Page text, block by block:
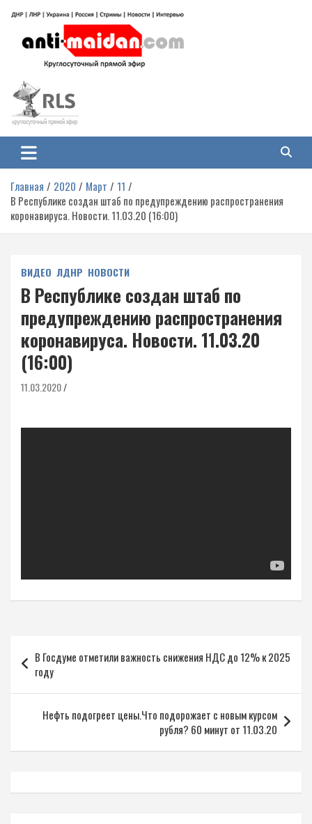
содержимому
Антимайдан: Гражданская война
на Украине
гражданской войне на Украине, включая события в Новороссии, ДНР,
ЛНР и других регионах.
Главная 2020 Март
11
В Республике создан штаб по предупреждению распространения
коронавируса. Новости. 11.03.20 (16:00)
ВИДЕО ЛДНР НОВОСТИ
В Республике создан штаб по
предупреждению распространения
коронавируса. Новости. 11.03.20
(16:00)
11.03.2020
по
записям
В Госдуме отметили важность снижения НДС до 12% к 2025
году
Нефть подогреет цены.Что подорожает с новым курсом
рубля? 60 минут от 11.03.20